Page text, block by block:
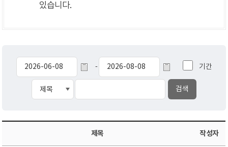
있습니다.
- 기간
제목 작성자